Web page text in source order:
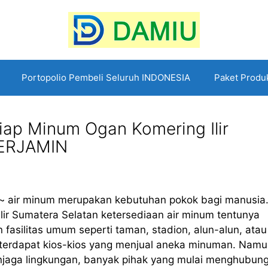
Portopolio Pembeli Seluruh INDONESIA Paket
Minum Ogan Komering Ilir
air minum merupakan kebutuhan pokok bagi manusia.
Sumatera Selatan ketersediaan air minum tentunya
umum seperti taman, stadion, alun-alun, atau
kios-kios yang menjual aneka minuman.
lingkungan, banyak pihak yang mulai